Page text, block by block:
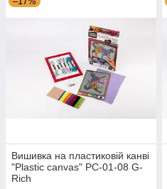
Вишивка на пластиковій канві
"Plastic canvas" PC-01-08 G-
Rich